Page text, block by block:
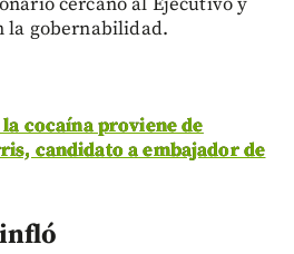
cercano al Ejecutivo y
la gobernabilidad.
la cocaína proviene de
candidato a embajador de